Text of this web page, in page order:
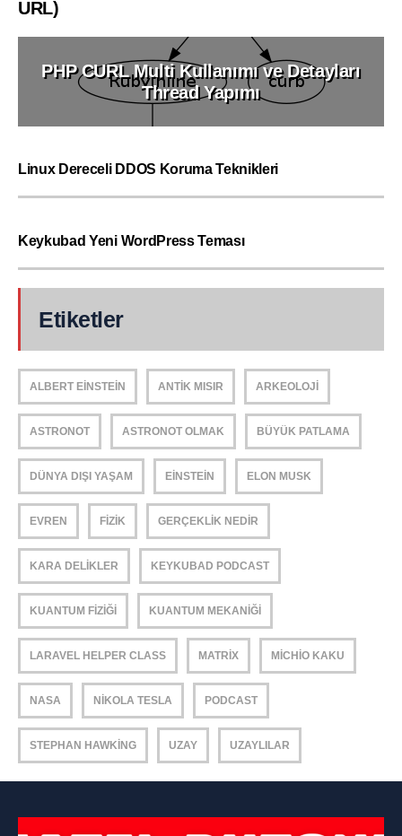
URL)
PHP CURL Multi Kullanımı ve Detayları
Thread Yapımı
Linux Dereceli DDOS Koruma Teknikleri
Keykubad Yeni WordPress Teması
Etiketler
ALBERT EINSTEIN ANTIK MISIR ARKEOLOJI
ASTRONOT ASTRONOT OLMAK BÜYÜK PATLAMA
DÜNYA DIŞI YAŞAM EINSTEIN ELON MUSK
EVREN FIZIK GERÇEKLIK NEDIR
KARA DELIKLER KEYKUBAD PODCAST
KUANTUM FIZIĞI KUANTUM MEKANIĞI
LARAVEL HELPER CLASS MATRIX MICHIO KAKU
NASA NIKOLA TESLA PODCAST
STEPHAN HAWKING UZAY UZAYLILAR